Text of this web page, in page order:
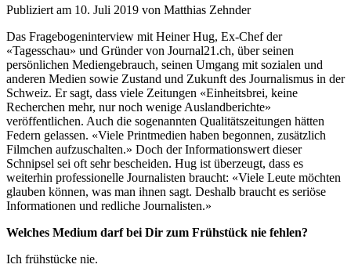
Publiziert am 10. Juli 2019 von Matthias Zehnder
Das Fragebogeninterview mit Heiner Hug, Ex-Chef der
«Tagesschau» und Gründer von Journal21.ch, über seinen
persönlichen Mediengebrauch, seinen Umgang mit sozialen und
anderen Medien sowie Zustand und Zukunft des Journalismus in der
Schweiz. Er sagt, dass viele Zeitungen «Einheitsbrei, keine
Recherchen mehr, nur noch wenige Auslandberichte»
veröffentlichen. Auch die sogenannten Qualitätszeitungen hätten
Federn gelassen. «Viele Printmedien haben begonnen, zusätzlich
Filmchen aufzuschalten.» Doch der Informationswert dieser
Schnipsel sei oft sehr bescheiden. Hug ist überzeugt, dass es
weiterhin professionelle Journalisten braucht: «Viele Leute möchten
glauben können, was man ihnen sagt. Deshalb braucht es seriöse
Informationen und redliche Journalisten.»
Welches Medium darf bei Dir zum Frühstück nie fehlen?
Ich frühstücke nie.